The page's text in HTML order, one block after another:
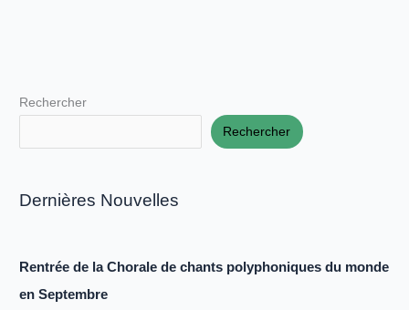
Rechercher
Rechercher
Dernières Nouvelles
Rentrée de la Chorale de chants polyphoniques du monde
en Septembre